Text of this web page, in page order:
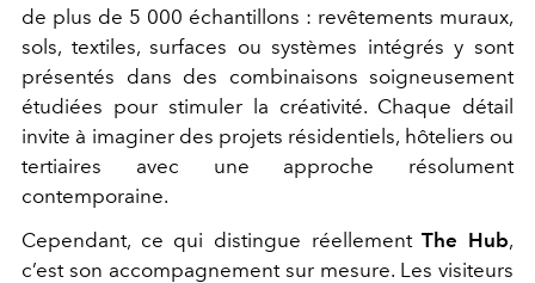
de plus de 5 000 échantillons : revêtements muraux,
sols, textiles, surfaces ou systèmes intégrés y sont
présentés dans des combinaisons soigneusement
étudiées pour stimuler la créativité. Chaque détail
invite à imaginer des projets résidentiels, hôteliers ou
tertiaires avec une approche résolument
contemporaine.
Cependant, ce qui distingue réellementThe Hub,
c’est son accompagnement sur mesure. Les visiteurs